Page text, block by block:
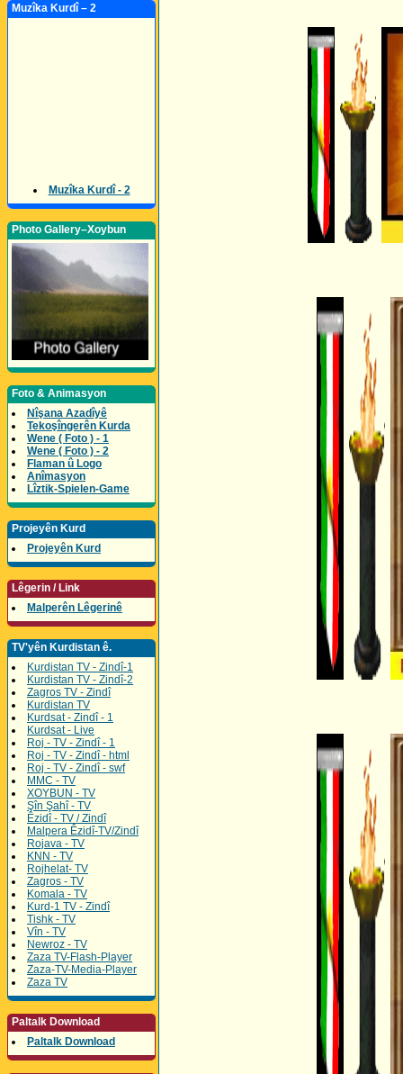
Muzîka Kurdî – 2
Muzîka Kurdî - 2
Photo Gallery–Xoybun
Foto & Animasyon
Nîşana Azadîyê
Tekoşîngerên Kurda
Wene ( Foto ) - 1
Wene ( Foto ) - 2
Flaman û Logo
Anîmasyon
Lîztik-Spielen-Game
Projeyên Kurd
Projeyên Kurd
Lêgerin / Link
Malperên Lêgerinê
TV'yên Kurdistan ê.
Kurdistan TV - Zindî-1
Kurdistan TV - Zindî-2
Zagros TV - Zindî
Kurdistan TV
Kurdsat - Zindî - 1
Kurdsat - Live
Roj - TV - Zindî - 1
Roj - TV - Zindî - html
Roj - TV - Zindî - swf
MMC - TV
XOYBUN - TV
Şîn Şahî - TV
Êzidî - TV / Zindî
Malpera Êzidî-TV/Zindî
Rojava - TV
KNN - TV
Rojhelat- TV
Zagros - TV
Komala - TV
Kurd-1 TV - Zindî
Tishk - TV
Vîn - TV
Newroz - TV
Zaza TV-Flash-Player
Zaza-TV-Media-Player
Zaza TV
Paltalk Download
Paltalk Download